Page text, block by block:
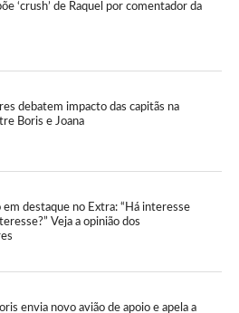
‘crush’ de Raquel por comentador da
debatem impacto das capitãs na
Boris e Joana
em destaque no Extra: “Há interesse
Veja a opinião dos
envia novo avião de apoio e apela a